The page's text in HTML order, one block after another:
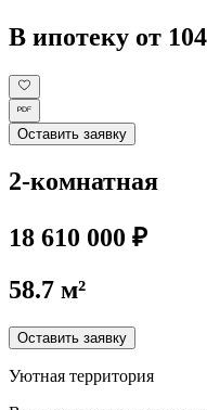
В ипотеку от
Оставить заявку
2-комнатная
18 610 000 ₽
58.7 м²
Оставить заявку
Уютная территория